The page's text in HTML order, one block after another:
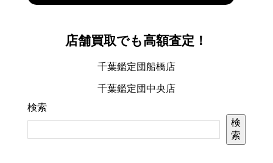
店舗買取でも高額査定！
千葉鑑定団船橋店
千葉鑑定団中央店
検索
検
索